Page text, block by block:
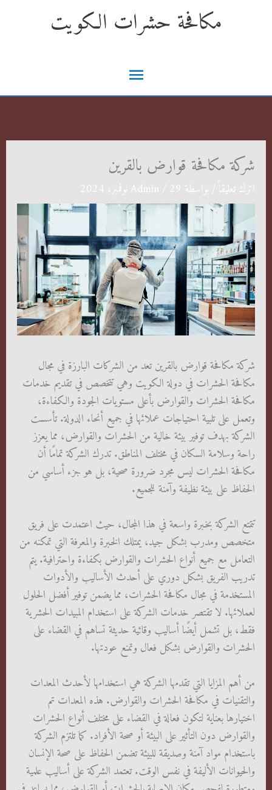
مكافحة حشرات الكويت
القائمة
الرئيسية
شركة مكافحة قوارض بالقرين
اترك تعليقاً / بواسطة Admin 29 نوفمبر، 2024
شركة مكافحة قوارض بالقرين تعد من الشركات البارزة في مجال
مكافحة الحشرات في دولة الكويت وهي تتخصص في تقديم خدمات
مكافحة الحشرات والقوارض بأعلى مستويات الجودة والكفاءة،
وتعمل على تلبية احتياجات عملائها في جميع أنحاء الدولة. تأسست
الشركة بهدف توفير بيئة خالية من الحشرات والقوارض، مما يعزز
راحة وسلامة السكان في مختلف المناطق. تدرك الشركة تمامًا أن
مكافحة الحشرات ليس مجرد ضرورة صحية، بل هو جزء أساسي من
الحفاظ على بيئة نظيفة وآمنة للجميع.
تتمتع الشركة بخبرة واسعة في هذا المجال، حيث اعتمدت على فريق
متخصص ومدرب بشكل جيد، يمتلك الخبرة والمعرفة التي تمكنه من
التعامل مع جميع أنواع الحشرات والقوارض بكفاءة واحترافية. يتم
تدريب الفريق بشكل دوري على أحدث الأساليب والأدوات
المستخدمة في مجال مكافحة الحشرات، مما يضمن توفير أفضل الحلول
لعملائها. لا تقتصر خدمات الشركة على استخدام المبيدات الحشرية
فقط، بل تشمل أيضًا أساليب وقائية حديثة تساهم في القضاء على
الحشرات والقوارض بشكل فعال وتمنع عودتها.
من أهم المزايا التي تقدمها الشركة هي استخدامها لأحدث المعدات
والتقنيات في مكافحة الحشرات والقوارض. هذه المعدات تم
اختيارها بعناية لتكون فعالة في القضاء على مختلف أنواع الحشرات
والقوارض دون التأثير على البيئة أو صحة الأفراد. كما تلتزم الشركة
باستخدام مواد آمنة وصديقة للبيئة تضمن الحفاظ على صحة الإنسان
والحيوانات الأليفة في نفس الوقت. تعتمد الشركة على أساليب علمية